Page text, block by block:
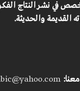
في نشر النتاج
القديمة والحديثة.